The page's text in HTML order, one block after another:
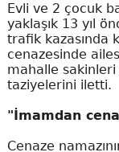
Evli ve 2 çocuk
yaklaşık 13 yıl
trafik kazasında
cenazesinde
mahalle sakinleri
taziyelerini iletti.
"İmamdan
Cenaze